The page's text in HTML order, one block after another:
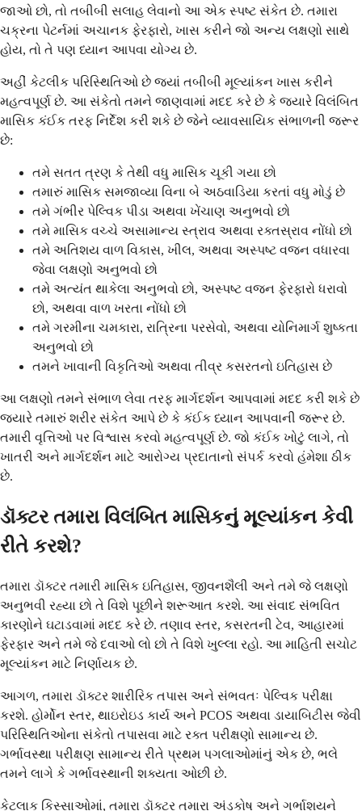
જાઓ છો, તો તબીબી સલાહ લેવાનો આ એક સ્પષ્ટ સંકેત છે. તમારા
ચક્રના પેટર્નમાં અચાનક ફેરફારો, ખાસ કરીને જો અન્ય લક્ષણો સાથે
હોય, તો તે પણ ધ્યાન આપવા યોગ્ય છે.
અહીં કેટલીક પરિસ્થિતિઓ છે જ્યાં તબીબી મૂલ્યાંકન ખાસ કરીને
મહત્વપૂર્ણ છે. આ સંકેતો તમને જાણવામાં મદદ કરે છે કે જ્યારે વિલંબિત
માસિક કંઈક તરફ નિર્દેશ કરી શકે છે જેને વ્યાવસાયિક સંભાળની જરૂર
છે:
તમે સતત ત્રણ કે તેથી વધુ માસિક ચૂકી ગયા છો
તમારું માસિક સમજાવ્યા વિના બે અઠવાડિયા કરતાં વધુ મોડું છે
તમે ગંભીર પેલ્વિક પીડા અથવા ખેંચાણ અનુભવો છો
તમે માસિક વચ્ચે અસામાન્ય સ્ત્રાવ અથવા રક્તસ્રાવ નોંધો છો
તમે અતિશય વાળ વિકાસ, ખીલ, અથવા અસ્પષ્ટ વજન વધારવા
જેવા લક્ષણો અનુભવો છો
તમે અત્યંત થાકેલા અનુભવો છો, અસ્પષ્ટ વજન ફેરફારો ધરાવો
છો, અથવા વાળ ખરતા નોંધો છો
તમે ગરમીના ચમકારા, રાત્રિના પરસેવો, અથવા યોનિમાર્ગ શુષ્કતા
અનુભવો છો
તમને ખાવાની વિકૃતિઓ અથવા તીવ્ર કસરતનો ઇતિહાસ છે
આ લક્ષણો તમને સંભાળ લેવા તરફ માર્ગદર્શન આપવામાં મદદ કરી શકે છે
જ્યારે તમારું શરીર સંકેત આપે છે કે કંઈક ધ્યાન આપવાની જરૂર છે.
તમારી વૃત્તિઓ પર વિશ્વાસ કરવો મહત્વપૂર્ણ છે. જો કંઈક ખોટું લાગે, તો
ખાતરી અને માર્ગદર્શન માટે આરોગ્ય પ્રદાતાનો સંપર્ક કરવો હંમેશા ઠીક
છે.
ડૉક્ટર તમારા વિલંબિત માસિકનું મૂલ્યાંકન કેવી
રીતે કરશે?
તમારા ડૉક્ટર તમારી માસિક ઇતિહાસ, જીવનશૈલી અને તમે જે લક્ષણો
અનુભવી રહ્યા છો તે વિશે પૂછીને શરૂઆત કરશે. આ સંવાદ સંભવિત
કારણોને ઘટાડવામાં મદદ કરે છે. તણાવ સ્તર, કસરતની ટેવ, આહારમાં
ફેરફાર અને તમે જે દવાઓ લો છો તે વિશે ખુલ્લા રહો. આ માહિતી સચોટ
મૂલ્યાંકન માટે નિર્ણાયક છે.
આગળ, તમારા ડૉક્ટર શારીરિક તપાસ અને સંભવતઃ પેલ્વિક પરીક્ષા
કરશે. હોર્મોન સ્તર, થાઇરોઇડ કાર્ય અને PCOS અથવા ડાયાબિટીસ જેવી
પરિસ્થિતિઓના સંકેતો તપાસવા માટે રક્ત પરીક્ષણો સામાન્ય છે.
ગર્ભાવસ્થા પરીક્ષણ સામાન્ય રીતે પ્રથમ પગલાઓમાંનું એક છે, ભલે
તમને લાગે કે ગર્ભાવસ્થાની શક્યતા ઓછી છે.
કેટલાક કિસ્સાઓમાં, તમારા ડૉક્ટર તમારા અંડકોષ અને ગર્ભાશયને